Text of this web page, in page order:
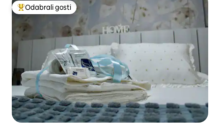
Među najviše rangiranima s oznakom „Odabrali gosti”
Odabrali gosti